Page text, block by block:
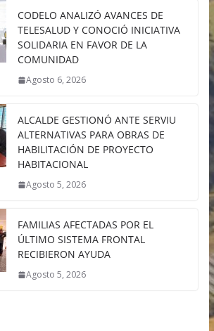
CODELO ANALIZÓ AVANCES DE
TELESALUD Y CONOCIÓ INICIATIVA
SOLIDARIA EN FAVOR DE LA
COMUNIDAD
Agosto 6, 2026
ALCALDE GESTIONÓ ANTE SERVIU
ALTERNATIVAS PARA OBRAS DE
HABILITACIÓN DE PROYECTO
HABITACIONAL
Agosto 5, 2026
FAMILIAS AFECTADAS POR EL
ÚLTIMO SISTEMA FRONTAL
RECIBIERON AYUDA
Agosto 5, 2026